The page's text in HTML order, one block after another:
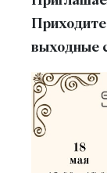
выходные